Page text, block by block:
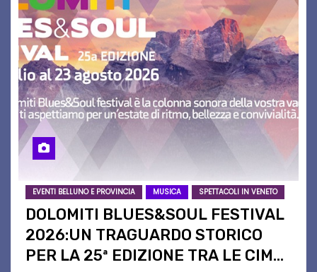
EVENTI BELLUNO E PROVINCIA MUSICA SPETTACOLI IN VENETO
DOLOMITI BLUES&SOUL FESTIVAL
2026:UN TRAGUARDO STORICO
PER LA 25ª EDIZIONE TRA LE CIME